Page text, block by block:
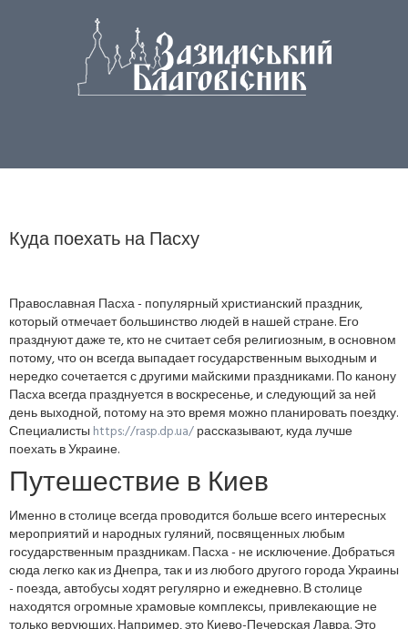
Куда поехать на Пасху
Православная Пасха - популярный христианский праздник,
который отмечает большинство людей в нашей стране. Его
празднуют даже те, кто не считает себя религиозным, в основном
потому, что он всегда выпадает государственным выходным и
нередко сочетается с другими майскими праздниками. По канону
Пасха всегда празднуется в воскресенье, и следующий за ней
день выходной, потому на это время можно планировать поездку.
Специалисты https://rasp.dp.ua/рассказывают, куда лучше
поехать в Украине.
Путешествие в Киев
Именно в столице всегда проводится больше всего интересных
мероприятий и народных гуляний, посвященных любым
государственным праздникам. Пасха - не исключение. Добраться
сюда легко как из Днепра, так и из любого другого города Украины
- поезда, автобусы ходят регулярно и ежедневно. В столице
находятся огромные храмовые комплексы, привлекающие не